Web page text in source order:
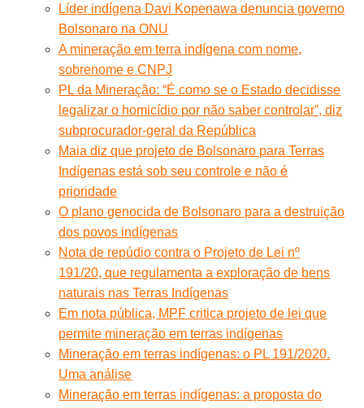
Líder indígena Davi Kopenawa denuncia governo
Bolsonaro na ONU
A mineração em terra indígena com nome,
sobrenome e CNPJ
PL da Mineração: “É como se o Estado decidisse
legalizar o homicídio por não saber controlar”, diz
subprocurador-geral da República
Maia diz que projeto de Bolsonaro para Terras
Indígenas está sob seu controle e não é
prioridade
O plano genocida de Bolsonaro para a destruição
dos povos indígenas
Nota de repúdio contra o Projeto de Lei nº
191/20, que regulamenta a exploração de bens
naturais nas Terras Indígenas
Em nota pública, MPF critica projeto de lei que
permite mineração em terras indígenas
Mineração em terras indígenas: o PL 191/2020.
Uma análise
Mineração em terras indígenas: a proposta do